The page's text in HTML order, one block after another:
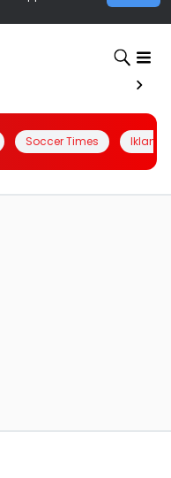
Soccer Times Iklanin